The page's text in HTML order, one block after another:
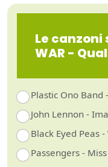
Le canzoni
WAR -
Plastic Ono Band
John Lennon -
Black Eyed Peas
Passengers -